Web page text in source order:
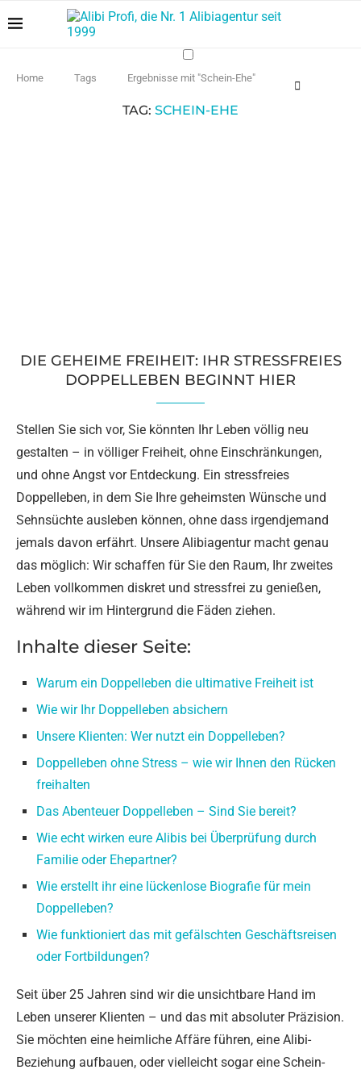
Home Tags Ergebnisse mit "Schein-Ehe"
TAG: SCHEIN-EHE
DIE GEHEIME FREIHEIT: IHR STRESSFREIES
DOPPELLEBEN BEGINNT HIER
Stellen Sie sich vor, Sie könnten Ihr Leben völlig neu
gestalten – in völliger Freiheit, ohne Einschränkungen,
und ohne Angst vor Entdeckung. Ein stressfreies
Doppelleben, in dem Sie Ihre geheimsten Wünsche und
Sehnsüchte ausleben können, ohne dass irgendjemand
jemals davon erfährt. Unsere Alibiagentur macht genau
das möglich: Wir schaffen für Sie den Raum, Ihr zweites
Leben vollkommen diskret und stressfrei zu genießen,
während wir im Hintergrund die Fäden ziehen.
Inhalte dieser Seite:
Warum ein Doppelleben die ultimative Freiheit ist
Wie wir Ihr Doppelleben absichern
Unsere Klienten: Wer nutzt ein Doppelleben?
Doppelleben ohne Stress – wie wir Ihnen den Rücken
freihalten
Das Abenteuer Doppelleben – Sind Sie bereit?
Wie echt wirken eure Alibis bei Überprüfung durch
Familie oder Ehepartner?
Wie erstellt ihr eine lückenlose Biografie für mein
Doppelleben?
Wie funktioniert das mit gefälschten Geschäftsreisen
oder Fortbildungen?
Seit über 25 Jahren sind wir die unsichtbare Hand im
Leben unserer Klienten – und das mit absoluter Präzision.
Sie möchten eine heimliche Affäre führen, eine Alibi-
Beziehung aufbauen, oder vielleicht sogar eine Schein-